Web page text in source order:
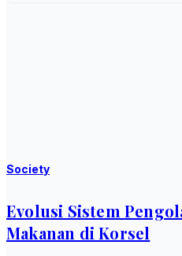
Society
Evolusi Sistem
Makanan di Korsel